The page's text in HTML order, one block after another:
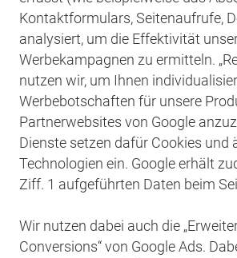
Kontaktformulars, Seitenaufrufe,
analysiert, um die Effektivität
Werbekampagnen zu ermitteln.
nutzen wir, um Ihnen
Werbebotschaften für unsere
Partnerwebsites von Google
Dienste setzen dafür Cookies und
Technologien ein. Google erhält
Ziff. 1 aufgeführten Daten beim
Wir nutzen dabei auch die
Conversions“ von Google Ads.